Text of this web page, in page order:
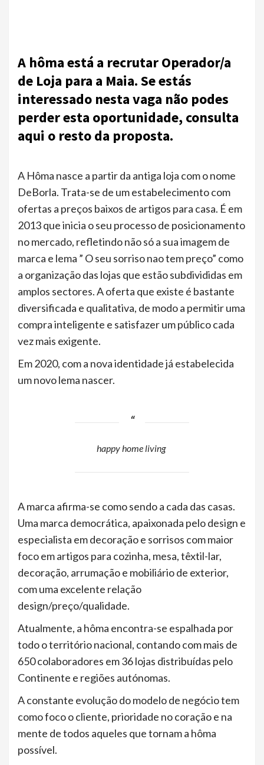
A hôma está a recrutar Operador/a
de Loja para a Maia. Se estás
interessado nesta vaga não podes
perder esta oportunidade, consulta
aqui o resto da proposta.
A Hôma nasce a partir da antiga loja com o nome
DeBorla. Trata-se de um estabelecimento com
ofertas a preços baixos de artigos para casa. É em
2013 que inicia o seu processo de posicionamento
no mercado, refletindo não só a sua imagem de
marca e lema ” O seu sorriso nao tem preço” como
a organização das lojas que estão subdivididas em
amplos sectores. A oferta que existe é bastante
diversificada e qualitativa, de modo a permitir uma
compra inteligente e satisfazer um público cada
vez mais exigente.
Em 2020, com a nova identidade já estabelecida
um novo lema nascer.
happy home living
A marca afirma-se como sendo a cada das casas.
Uma marca democrática, apaixonada pelo design e
especialista em decoração e sorrisos com maior
foco em artigos para cozinha, mesa, têxtil-lar,
decoração, arrumação e mobiliário de exterior,
com uma excelente relação
design/preço/qualidade.
Atualmente, a hôma encontra-se espalhada por
todo o território nacional, contando com mais de
650 colaboradores em 36 lojas distribuídas pelo
Continente e regiões autónomas.
A constante evolução do modelo de negócio tem
como foco o cliente, prioridade no coração e na
mente de todos aqueles que tornam a hôma
possível.